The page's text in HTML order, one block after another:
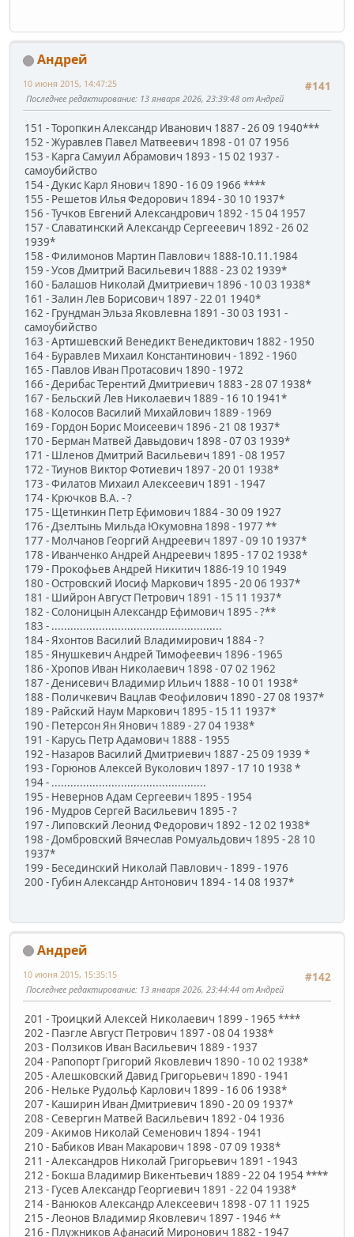
Андрей
#141
10 июня 2015, 14:47:25
Последнее редактирование: 13 января 2026, 23:39:48 от Андрей
151 - Торопкин Александр Иванович 1887 - 26 09 1940***
152 - Журавлев Павел Матвеевич 1898 - 01 07 1956
153 - Карга Самуил Абрамович 1893 - 15 02 1937 -
самоубийство
154 - Дукис Карл Янович 1890 - 16 09 1966 ****
155 - Решетов Илья Федорович 1894 - 30 10 1937*
156 - Тучков Евгений Александрович 1892 - 15 04 1957
157 - Славатинский Александр Сергееевич 1892 - 26 02
1939*
158 - Филимонов Мартин Павлович 1888-10.11.1984
159 - Усов Дмитрий Васильевич 1888 - 23 02 1939*
160 - Балашов Николай Дмитриевич 1896 - 10 03 1938*
161 - Залин Лев Борисович 1897 - 22 01 1940*
162 - Грундман Эльза Яковлевна 1891 - 30 03 1931 -
самоубийство
163 - Артишевский Венедикт Венедиктович 1882 - 1950
164 - Буравлев Михаил Константинович - 1892 - 1960
165 - Павлов Иван Протасович 1890 - 1972
166 - Дерибас Терентий Дмитриевич 1883 - 28 07 1938*
167 - Бельский Лев Николаевич 1889 - 16 10 1941*
168 - Колосов Василий Михайлович 1889 - 1969
169 - Гордон Борис Моисеевич 1896 - 21 08 1937*
170 - Берман Матвей Давыдович 1898 - 07 03 1939*
171 - Шленов Дмитрий Васильевич 1891 - 08 1957
172 - Тиунов Виктор Фотиевич 1897 - 20 01 1938*
173 - Филатов Михаил Алексеевич 1891 - 1947
174 - Крючков В.А. - ?
175 - Щетинкин Петр Ефимович 1884 - 30 09 1927
176 - Дзелтынь Мильда Юкумовна 1898 - 1977 **
177 - Молчанов Георгий Андреевич 1897 - 09 10 1937*
178 - Иванченко Андрей Андреевич 1895 - 17 02 1938*
179 - Прокофьев Андрей Никитич 1886-19 10 1949
180 - Островский Иосиф Маркович 1895 - 20 06 1937*
181 - Шийрон Август Петрович 1891 - 15 11 1937*
182 - Солоницын Александр Ефимович 1895 - ?**
183 - ......................................................
184 - Яхонтов Василий Владимирович 1884 - ?
185 - Янушкевич Андрей Тимофеевич 1896 - 1965
186 - Хропов Иван Николаевич 1898 - 07 02 1962
187 - Денисевич Владимир Ильич 1888 - 10 01 1938*
188 - Поличкевич Вацлав Феофилович 1890 - 27 08 1937*
189 - Райский Наум Маркович 1895 - 15 11 1937*
190 - Петерсон Ян Янович 1889 - 27 04 1938*
191 - Карусь Петр Адамович 1888 - 1955
192 - Назаров Василий Дмитриевич 1887 - 25 09 1939 *
193 - Горюнов Алексей Вуколович 1897 - 17 10 1938 *
194 - .................................................
195 - Невернов Адам Сергеевич 1895 - 1954
196 - Мудров Сергей Васильевич 1895 - ?
197 - Липовский Леонид Федорович 1892 - 12 02 1938*
198 - Домбровский Вячеслав Ромуальдович 1895 - 28 10
1937*
199 - Бесединский Николай Павлович - 1899 - 1976
200 - Губин Александр Антонович 1894 - 14 08 1937*
Андрей
#142
10 июня 2015, 15:35:15
Последнее редактирование: 13 января 2026, 23:44:44 от Андрей
201 - Троицкий Алексей Николаевич 1899 - 1965 ****
202 - Паэгле Август Петрович 1897 - 08 04 1938*
203 - Ползиков Иван Васильевич 1889 - 1937
204 - Рапопорт Григорий Яковлевич 1890 - 10 02 1938*
205 - Алешковский Давид Григорьевич 1890 - 1941
206 - Нельке Рудольф Карлович 1899 - 16 06 1938*
207 - Каширин Иван Дмитриевич 1890 - 20 09 1937*
208 - Севергин Матвей Васильевич 1892 - 04 1936
209 - Акимов Николай Семенович 1894 - 1941
210 - Бабиков Иван Макарович 1898 - 07 09 1938*
211 - Александров Николай Григорьевич 1891 - 1943
212 - Бокша Владимир Викентьевич 1889 - 22 04 1954 ****
213 - Гусев Александр Георгиевич 1891 - 22 04 1938*
214 - Ванюков Александр Алексеевич 1898 - 07 11 1925
215 - Леонов Владимир Яковлевич 1897 - 1946 **
216 - Плужников Афанасий Миронович 1882 - 1947